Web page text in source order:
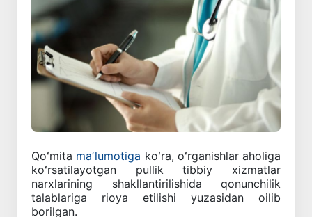
Qoʻmita maʼlumotiga koʻra, oʻrganishlar aholiga
koʻrsatilayotgan pullik tibbiy xizmatlar
narxlarining shakllantirilishida qonunchilik
talablariga rioya etilishi yuzasidan oilib
borilgan.